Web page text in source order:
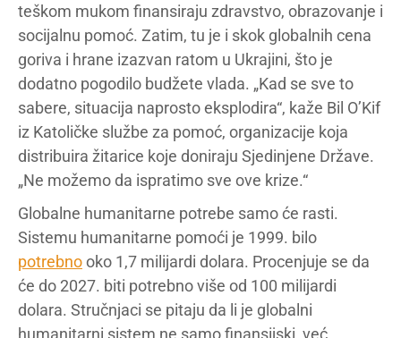
teškom mukom finansiraju zdravstvo, obrazovanje i
socijalnu pomoć. Zatim, tu je i skok globalnih cena
goriva i hrane izazvan ratom u Ukrajini, što je
dodatno pogodilo budžete vlada. „Kad se sve to
sabere, situacija naprosto eksplodira“, kaže Bil O’Kif
iz Katoličke službe za pomoć, organizacije koja
distribuira žitarice koje doniraju Sjedinjene Države.
„Ne možemo da ispratimo sve ove krize.“
Globalne humanitarne potrebe samo će rasti.
Sistemu humanitarne pomoći je 1999. bilo
potrebnooko 1,7 milijardi dolara. Procenjuje se da
će do 2027. biti potrebno više od 100 milijardi
dolara. Stručnjaci se pitaju da li je globalni
humanitarni sistem ne samo finansijski, već